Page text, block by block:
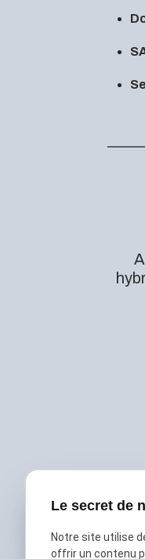
Le secret de
Notre site utilise
offrir un contenu